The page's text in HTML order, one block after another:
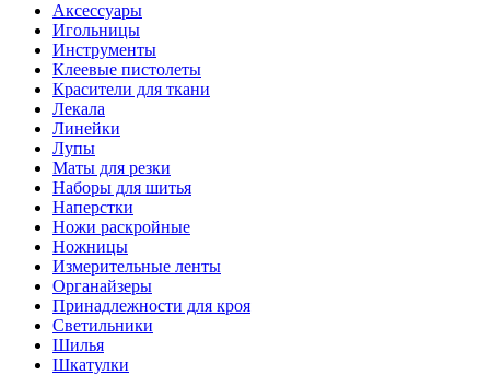
Аксессуары
Игольницы
Инструменты
Клеевые пистолеты
Красители для ткани
Лекала
Линейки
Лупы
Маты для резки
Наборы для шитья
Наперстки
Ножи раскройные
Ножницы
Измерительные ленты
Органайзеры
Принадлежности для кроя
Светильники
Шилья
Шкатулки